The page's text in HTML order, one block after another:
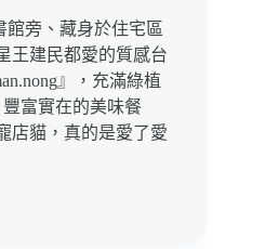
館旁、藏身於住宅區
王建民都愛的質感台
』，充滿綠植
富實在的美味餐
店貓，真的是愛了愛